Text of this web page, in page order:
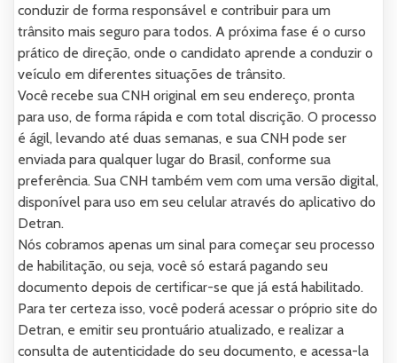
conduzir de forma responsável e contribuir para um
trânsito mais seguro para todos. A próxima fase é o curso
prático de direção, onde o candidato aprende a conduzir o
veículo em diferentes situações de trânsito.
Você recebe sua CNH original em seu endereço, pronta
para uso, de forma rápida e com total discrição. O processo
é ágil, levando até duas semanas, e sua CNH pode ser
enviada para qualquer lugar do Brasil, conforme sua
preferência. Sua CNH também vem com uma versão digital,
disponível para uso em seu celular através do aplicativo do
Detran.
Nós cobramos apenas um sinal para começar seu processo
de habilitação, ou seja, você só estará pagando seu
documento depois de certificar-se que já está habilitado.
Para ter certeza isso, você poderá acessar o próprio site do
Detran, e emitir seu prontuário atualizado, e realizar a
consulta de autenticidade do seu documento, e acessa-la